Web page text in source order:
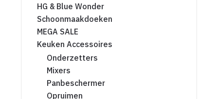
HG & Blue Wonder
Schoonmaakdoeken
MEGA SALE
Keuken Accessoires
Onderzetters
Mixers
Panbeschermer
Opruimen